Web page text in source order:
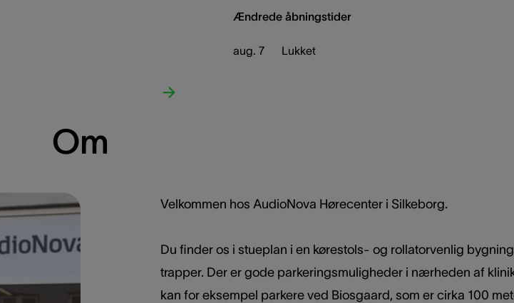
Ændrede åbningstider
aug. 7 Lukket
Om
Velkommen hos AudioNova Hørecenter i Silkeborg.
Du finder os i stueplan i en kørestols- og rollatorvenlig
trapper. Der er gode parkeringsmuligheder i nærheden af
kan for eksempel parkere ved Biosgaard, som er cirka 100